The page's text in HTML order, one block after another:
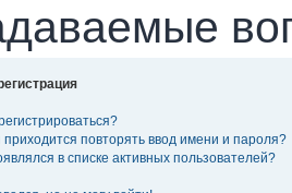
повторять ввод имени и пароля?
в списке активных пользователей?